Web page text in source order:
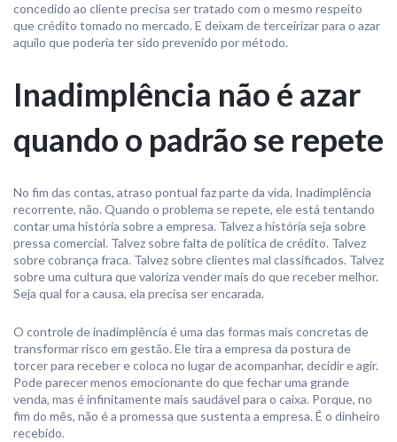
concedido ao cliente precisa ser tratado com o mesmo respeito
que crédito tomado no mercado. E deixam de terceirizar para o azar
aquilo que poderia ter sido prevenido por método.
Inadimplência não é azar
quando o padrão se repete
No fim das contas, atraso pontual faz parte da vida. Inadimplência
recorrente, não. Quando o problema se repete, ele está tentando
contar uma história sobre a empresa. Talvez a história seja sobre
pressa comercial. Talvez sobre falta de política de crédito. Talvez
sobre cobrança fraca. Talvez sobre clientes mal classificados. Talvez
sobre uma cultura que valoriza vender mais do que receber melhor.
Seja qual for a causa, ela precisa ser encarada.
O controle de inadimplência é uma das formas mais concretas de
transformar risco em gestão. Ele tira a empresa da postura de
torcer para receber e coloca no lugar de acompanhar, decidir e agir.
Pode parecer menos emocionante do que fechar uma grande
venda, mas é infinitamente mais saudável para o caixa. Porque, no
fim do mês, não é a promessa que sustenta a empresa. É o dinheiro
recebido.